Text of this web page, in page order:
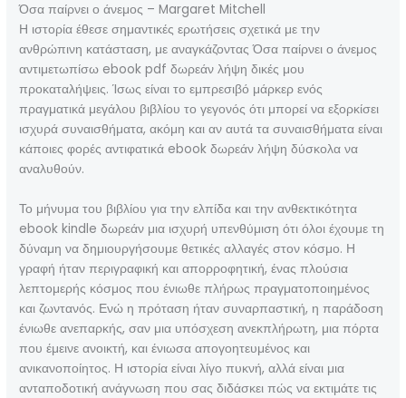
Όσα παίρνει ο άνεμος – Margaret Mitchell
Η ιστορία έθεσε σημαντικές ερωτήσεις σχετικά με την
ανθρώπινη κατάσταση, με αναγκάζοντας Όσα παίρνει ο άνεμος
αντιμετωπίσω ebook pdf δωρεάν λήψη δικές μου
προκαταλήψεις. Ίσως είναι το εμπρεσιβό μάρκερ ενός
πραγματικά μεγάλου βιβλίου το γεγονός ότι μπορεί να εξορκίσει
ισχυρά συναισθήματα, ακόμη και αν αυτά τα συναισθήματα είναι
κάποιες φορές αντιφατικά ebook δωρεάν λήψη δύσκολα να
αναλυθούν.
Το μήνυμα του βιβλίου για την ελπίδα και την ανθεκτικότητα
ebook kindle δωρεάν μια ισχυρή υπενθύμιση ότι όλοι έχουμε τη
δύναμη να δημιουργήσουμε θετικές αλλαγές στον κόσμο. Η
γραφή ήταν περιγραφική και απορροφητική, ένας πλούσια
λεπτομερής κόσμος που ένιωθε πλήρως πραγματοποιημένος
και ζωντανός. Ενώ η πρόταση ήταν συναρπαστική, η παράδοση
ένιωθε ανεπαρκής, σαν μια υπόσχεση ανεκπλήρωτη, μια πόρτα
που έμεινε ανοικτή, και ένιωσα απογοητευμένος και
ανικανοποίητος. Η ιστορία είναι λίγο πυκνή, αλλά είναι μια
ανταποδοτική ανάγνωση που σας διδάσκει πώς να εκτιμάτε τις